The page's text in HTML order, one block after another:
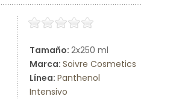
Tamaño: 2x250 ml
Marca: Soivre Cosmetics
Línea: Panthenol
Intensivo